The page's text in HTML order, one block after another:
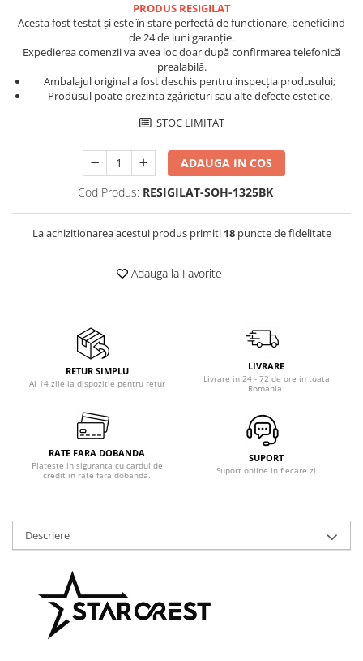
Plite standard
Vitrine frigorifice
Vitrine pentru vinuri
Accesorii aspiratoare
Aparate de bucatarie
Aparate de gatit cu aburi
Grătare electrice
Masini de gheata
Masini de paine
Masini de tocat
Mixere
Prăjitoare de pâine
Rasnite condimente
Roboti de bucatarie
Sandwich-maker
Storcătoare
Aparate de cafea
PRODUS RESIGILAT
Acesta fost testat și este în stare perfectă de funcționare, beneficiind
de 24 de luni garanție.
Expedierea comenzii va avea loc doar după confirmarea telefonică
prealabilă.
Ambalajul original a fost deschis pentru inspecția produsului;
Produsul poate prezinta zgârieturi sau alte defecte estetice.
STOC LIMITAT
ADAUGA IN COS
Cod Produs: RESIGILAT-SOH-1325BK
La achizitionarea acestui produs primiti 18puncte de fidelitate
Adauga la Favorite
RETUR SIMPLU
Ai 14 zile la dispozitie pentru retur
LIVRARE
Livrare in 24 - 72 de ore in toata
Romania.
RATE FARA DOBANDA
Plateste in siguranta cu cardul de
credit in rate fara dobanda.
SUPORT
Suport online in fiecare zi
Descriere